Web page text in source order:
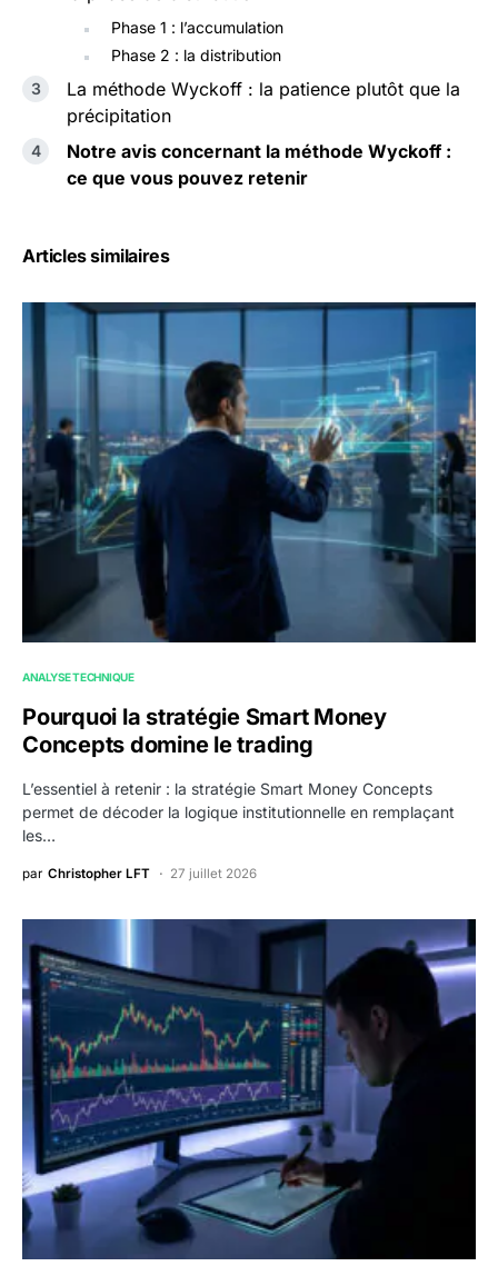
Phase 1 : l’accumulation
Phase 2 : la distribution
La méthode Wyckoff : la patience plutôt que la
précipitation
Notre avis concernant la méthode Wyckoff :
ce que vous pouvez retenir
Articles similaires
ANALYSE TECHNIQUE
Pourquoi la stratégie Smart Money
Concepts domine le trading
L’essentiel à retenir : la stratégie Smart Money Concepts
permet de décoder la logique institutionnelle en remplaçant
les…
par Christopher LFT 27 juillet 2026